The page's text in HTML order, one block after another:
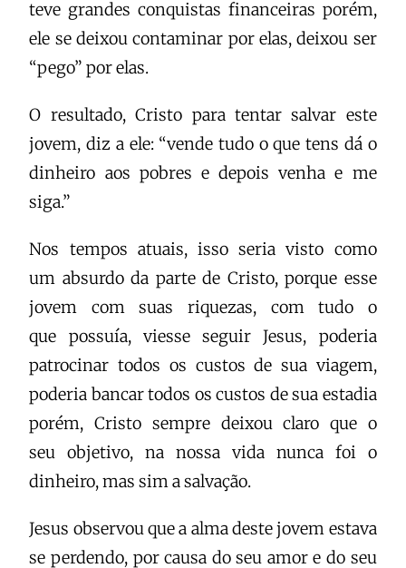
teve grandes conquistas financeiras porém,
ele se deixou contaminar por elas, deixou ser
“pego” por elas.
O resultado, Cristo para tentar salvar este
jovem, diz a ele: “vende tudo o que tens dá o
dinheiro aos pobres e depois venha e me
siga.”
Nos tempos atuais, isso seria visto como
um absurdo da parte de Cristo, porque esse
jovem com suas riquezas, com tudo o
que possuía, viesse seguir Jesus, poderia
patrocinar todos os custos de sua viagem,
poderia bancar todos os custos de sua estadia
porém, Cristo sempre deixou claro que o
seu objetivo, na nossa vida nunca foi o
dinheiro, mas sim a salvação.
Jesus observou que a alma deste jovem estava
se perdendo, por causa do seu amor e do seu